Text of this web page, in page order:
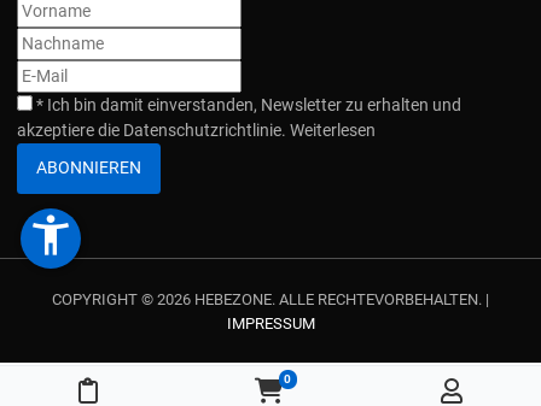
Meine Merkliste Warenkorb
0
* Ich bin damit einverstanden, Newsletter zu erhalten und
akzeptiere die Datenschutzrichtlinie. Weiterlesen
ABONNIEREN
COPYRIGHT © 2026 HEBEZONE. ALLE RECHTEVORBEHALTEN. |
IMPRESSUM
accessibility_new